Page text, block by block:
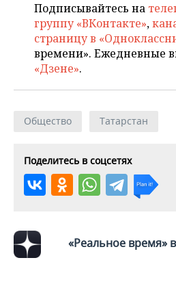
Подписывайтесь на
группу «ВКонтакте»,
страницу в
времени». Ежедневные
«Дзене».
Общество Татарстан
Поделитесь в соцсетях
«Реальное время»